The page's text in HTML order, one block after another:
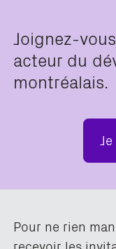
Joignez-
acteur du
montréalais.
Pour ne rien
recevoir les